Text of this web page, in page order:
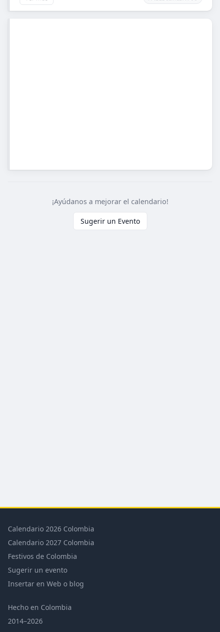
¡Ayúdanos a mejorar el calendario!
Sugerir un Evento
Calendario 2026 Colombia
Calendario 2027 Colombia
Festivos de Colombia
Sugerir un evento
Insertar en Web o blog
Hecho en Colombia
2014–2026